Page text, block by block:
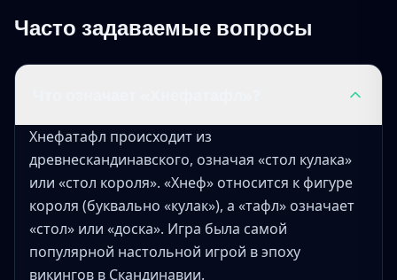
Часто задаваемые вопросы
Хнефатафл происходит из
древнескандинавского, означая «стол кулака»
или «стол короля». «Хнеф» относится к фигуре
короля (буквально «кулак»), а «тафл» означает
«стол» или «доска». Игра была самой
популярной настольной игрой в эпоху
викингов в Скандинавии.